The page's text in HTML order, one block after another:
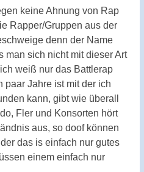
keine Ahnung von Rap
Rapper/Gruppen aus der
denn der Name
man sich nicht mit dieser Art
weiß nur das Battlerap
paar Jahre ist mit der ich
kann, gibt wie überall
Fler und Konsorten hört
aus, so doof können
das is einfach nur gutes
einem einfach nur